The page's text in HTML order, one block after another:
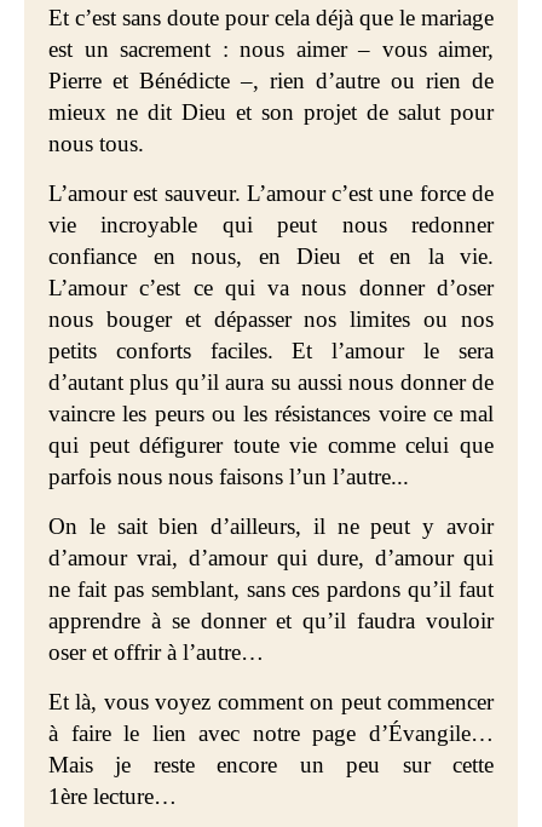
Et c’est sans doute pour cela déjà que le mariage
est un sacrement : nous aimer – vous aimer,
Pierre et Bénédicte –, rien d’autre ou rien de
mieux ne dit Dieu et son projet de salut pour
nous tous.
L’amour est sauveur. L’amour c’est une force de
vie incroyable qui peut nous redonner
confiance en nous, en Dieu et en la vie.
L’amour c’est ce qui va nous donner d’oser
nous bouger et dépasser nos limites ou nos
petits conforts faciles. Et l’amour le sera
d’autant plus qu’il aura su aussi nous donner de
vaincre les peurs ou les résistances voire ce mal
qui peut défigurer toute vie comme celui que
parfois nous nous faisons l’un l’autre...
On le sait bien d’ailleurs, il ne peut y avoir
d’amour vrai, d’amour qui dure, d’amour qui
ne fait pas semblant, sans ces pardons qu’il faut
apprendre à se donner et qu’il faudra vouloir
oser et offrir à l’autre…
Et là, vous voyez comment on peut commencer
à faire le lien avec notre page d’Évangile…
Mais je reste encore un peu sur cette
1ère lecture…